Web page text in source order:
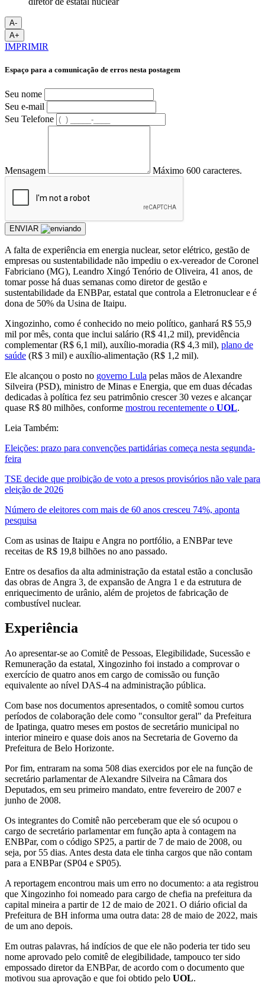
A-
A+
IMPRIMIR
Espaço para a comunicação de erros nesta postagem
Seu nome
Seu e-mail
Seu Telefone
Mensagem Máximo 600 caracteres.
ENVIAR
A falta de experiência em energia nuclear, setor elétrico, gestão de
empresas ou sustentabilidade não impediu o ex-vereador de Coronel
Fabriciano (MG), Leandro Xingó Tenório de Oliveira, 41 anos, de
tomar posse há duas semanas como diretor de gestão e
sustentabilidade da ENBPar, estatal que controla a Eletronuclear e é
dona de 50% da Usina de Itaipu.
Xingozinho, como é conhecido no meio político, ganhará R$ 55,9
mil por mês, conta que inclui salário (R$ 41,2 mil), previdência
complementar (R$ 6,1 mil), auxílio-moradia (R$ 4,3 mil), plano de
saúde (R$ 3 mil) e auxílio-alimentação (R$ 1,2 mil).
Ele alcançou o posto no governo Lula pelas mãos de Alexandre
Silveira (PSD), ministro de Minas e Energia, que em duas décadas
dedicadas à política fez seu patrimônio crescer 30 vezes e alcançar
quase R$ 80 milhões, conforme mostrou recentemente o UOL.
Leia Também:
Eleições: prazo para convenções partidárias começa nesta segunda-
feira
TSE decide que proibição de voto a presos provisórios não vale para
eleição de 2026
Número de eleitores com mais de 60 anos cresceu 74%, aponta
pesquisa
Com as usinas de Itaipu e Angra no portfólio, a ENBPar teve
receitas de R$ 19,8 bilhões no ano passado.
Entre os desafios da alta administração da estatal estão a conclusão
das obras de Angra 3, de expansão de Angra 1 e da estrutura de
enriquecimento de urânio, além de projetos de fabricação de
combustível nuclear.
Experiência
Ao apresentar-se ao Comitê de Pessoas, Elegibilidade, Sucessão e
Remuneração da estatal, Xingozinho foi instado a comprovar o
exercício de quatro anos em cargo de comissão ou função
equivalente ao nível DAS-4 na administração pública.
Com base nos documentos apresentados, o comitê somou curtos
períodos de colaboração dele como "consultor geral" da Prefeitura
de Ipatinga, quatro meses em postos de secretário municipal no
interior mineiro e quase dois anos na Secretaria de Governo da
Prefeitura de Belo Horizonte.
Por fim, entraram na soma 508 dias exercidos por ele na função de
secretário parlamentar de Alexandre Silveira na Câmara dos
Deputados, em seu primeiro mandato, entre fevereiro de 2007 e
junho de 2008.
Os integrantes do Comitê não perceberam que ele só ocupou o
cargo de secretário parlamentar em função apta à contagem na
ENBPar, com o código SP25, a partir de 7 de maio de 2008, ou
seja, por 55 dias. Antes desta data ele tinha cargos que não contam
para a ENBPar (SP04 e SP05).
A reportagem encontrou mais um erro no documento: a ata registrou
que Xingozinho foi nomeado para cargo de chefia na prefeitura da
capital mineira a partir de 12 de maio de 2021. O diário oficial da
Prefeitura de BH informa uma outra data: 28 de maio de 2022, mais
de um ano depois.
Em outras palavras, há indícios de que ele não poderia ter tido seu
nome aprovado pelo comitê de elegibilidade, tampouco ter sido
empossado diretor da ENBPar, de acordo com o documento que
motivou sua aprovação e que foi obtido pelo UOL.